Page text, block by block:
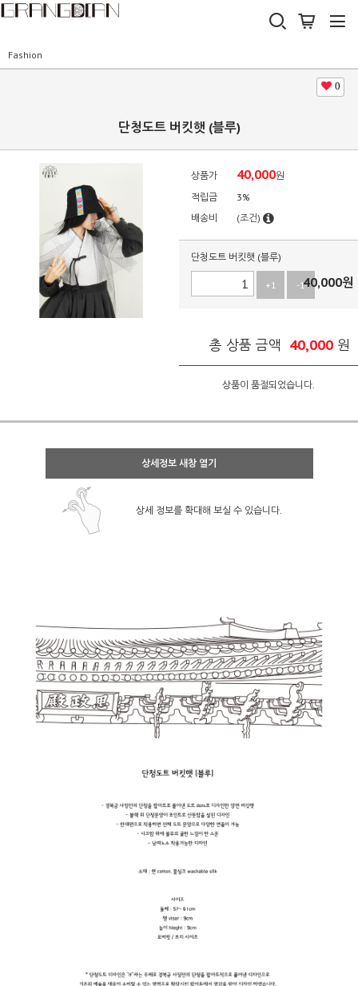
Fashion
0
단청도트 버킷햇 (블루)
상품가 40,000원
적립금
3%
배송비
(조건)
단청도트 버킷햇 (블루)
+1 -140,000원
총 상품 금액 40,000 원
상품이 품절되었습니다.
상세정보 새창 열기
상세 정보를 확대해 보실 수 있습니다.